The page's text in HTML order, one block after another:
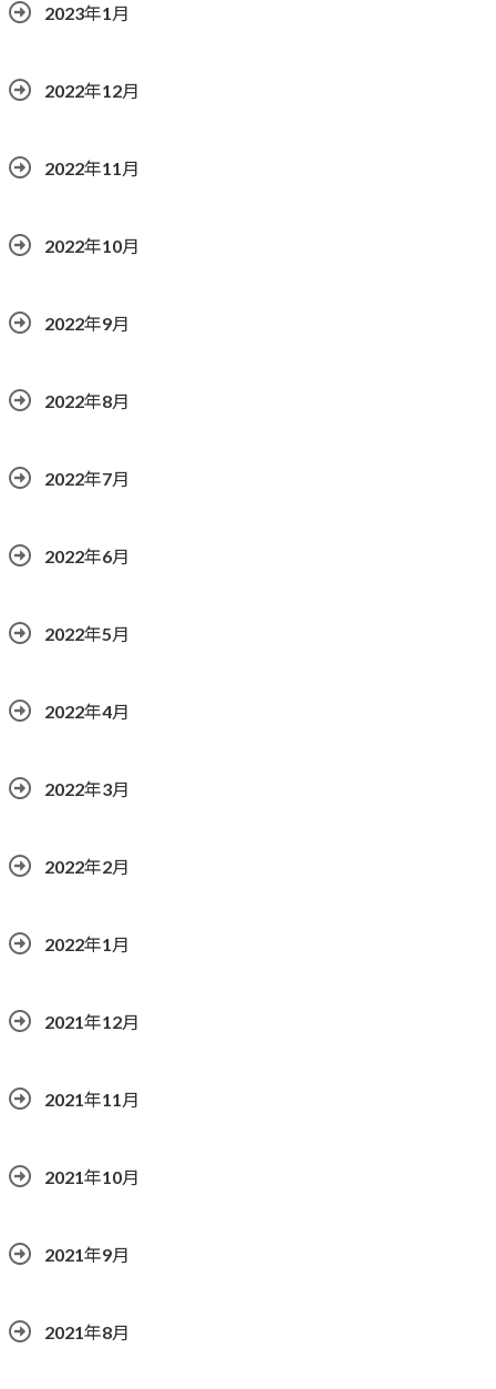
2023年1月
2022年12月
2022年11月
2022年10月
2022年9月
2022年8月
2022年7月
2022年6月
2022年5月
2022年4月
2022年3月
2022年2月
2022年1月
2021年12月
2021年11月
2021年10月
2021年9月
2021年8月